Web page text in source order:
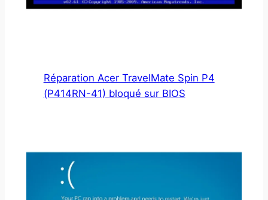
Réparation Acer TravelMate Spin P4
(P414RN-41) bloqué sur BIOS